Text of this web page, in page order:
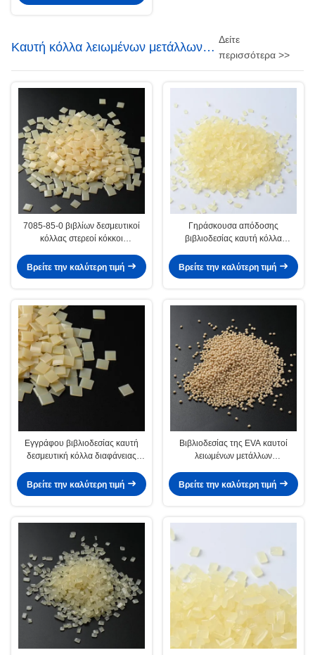
Καυτή κόλλα λειωμένων μετάλλων
βιβλιοδεσίας
Δείτε
περισσότερα >>
7085-85-0 βιβλίων δεσμευτικοί
κόλλας στερεοί κόκκοι
στηλών μέτριοι
Βρείτε την καλύτερη τιμή
Γηράσκουσα απόδοσης
βιβλιοδεσίας καυτή κόλλα
λειωμένων μετάλλων
συγκολλητική δευτερεύουσα
Βρείτε την καλύτερη τιμή
Εγγράφου βιβλιοδεσίας καυτή
δεσμευτική κόλλα διαφάνειας
συγκολλητική υψηλή για το
έγγραφο
Βρείτε την καλύτερη τιμή
Βιβλιοδεσίας της EVA καυτοί
λειωμένων μετάλλων
άλατος αιθυλενίου βινυλίου
Βρείτε την καλύτερη τιμή